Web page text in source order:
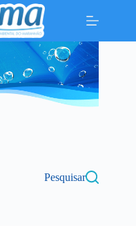
Pesquisar